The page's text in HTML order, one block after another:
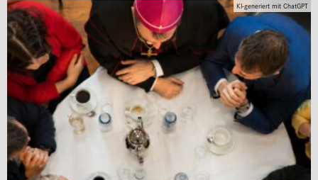
KI-generiert mit ChatGPT